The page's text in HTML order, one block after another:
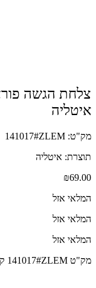
איטליה
מק"ט: 141017#ZLEM
תוצרת: איטליה
₪69.00
המלאי אזל
המלאי אזל
המלאי אזל
מק"ט 141017#ZLEM